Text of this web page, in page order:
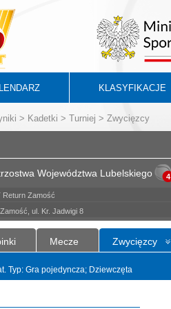
KLASYFIKACJE
> Kadetki > Turniej > Zwycięzcy
Województwa Lubelskiego
4
Return Zamość
ul. Kr. Jadwigi 8
Mecze Zwycięzcy
Typ: Gra pojedyncza; Dziewczęta